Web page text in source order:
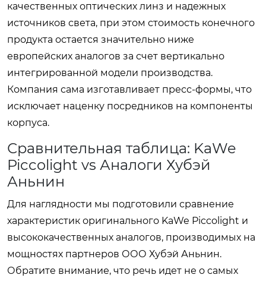
качественных оптических линз и надежных
источников света, при этом стоимость конечного
продукта остается значительно ниже
европейских аналогов за счет вертикально
интегрированной модели производства.
Компания сама изготавливает пресс-формы, что
исключает наценку посредников на компоненты
корпуса.
Сравнительная таблица: KaWe
Piccolight vs Аналоги Хубэй
Аньнин
Для наглядности мы подготовили сравнение
характеристик оригинального KaWe Piccolight и
высококачественных аналогов, производимых на
мощностях партнеров ООО Хубэй Аньнин.
Обратите внимание, что речь идет не о самых